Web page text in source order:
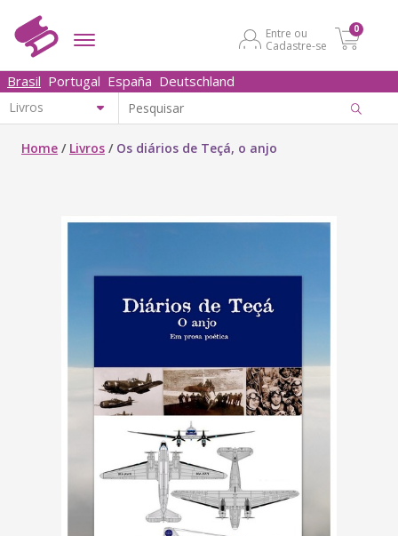
Entre ou
Cadastre-se
0
Brasil Portugal España Deutschland
Home / Livros / Os diários de Teçá, o anjo